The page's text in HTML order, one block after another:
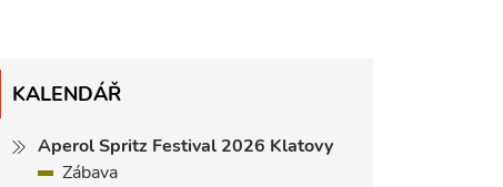
KALENDÁŘ
Aperol Spritz Festival 2026 Klatovy
Zábava